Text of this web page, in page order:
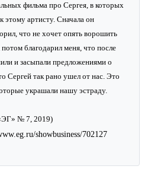
фильма про Сергея, в которых
этому артисту. Сначала он
что не хочет опять ворошить
благодарил меня, что после
и засыпали предложениями о
Сергей так рано ушел от нас. Это
украшали нашу эстраду.
№ 7, 2019)
showbusiness/702127